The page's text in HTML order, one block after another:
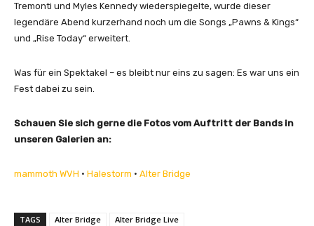
Tremonti und Myles Kennedy wiederspiegelte, wurde dieser
legendäre Abend kurzerhand noch um die Songs „Pawns & Kings“
und „Rise Today“ erweitert.
Was für ein Spektakel – es bleibt nur eins zu sagen: Es war uns ein
Fest dabei zu sein.
Schauen Sie sich gerne die Fotos vom Auftritt der Bands in
unseren Galerien an:
mammoth WVH • Halestorm • Alter Bridge
TAGS Alter Bridge
Alter Bridge Live